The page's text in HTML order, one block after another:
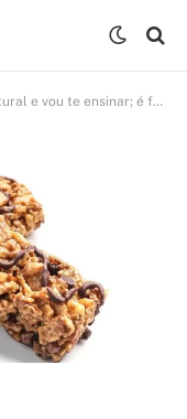
e vou te ensinar; é fácil